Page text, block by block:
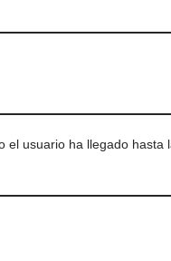
el usuario ha llegado hasta